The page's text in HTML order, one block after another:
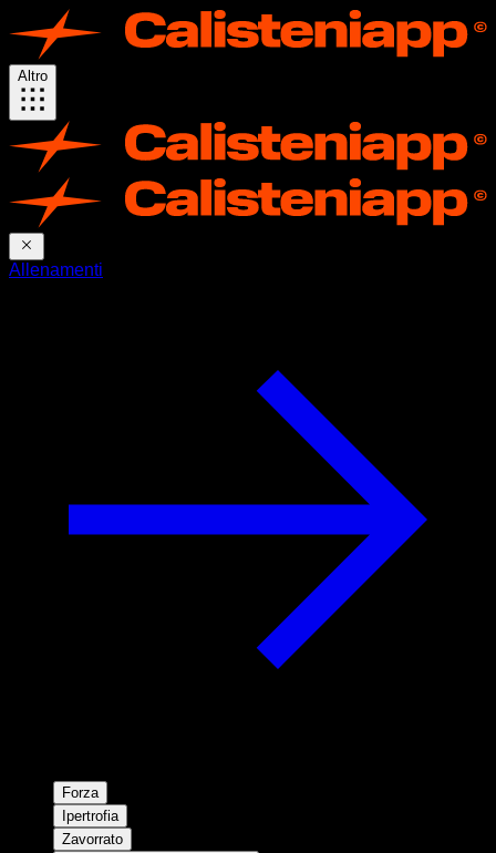
Altro
Allenamenti
Forza
Ipertrofia
Zavorrato